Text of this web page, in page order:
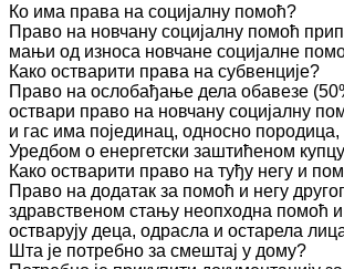
Ко има права на социјалну помоћ?
Право на новчану социјалну помоћ
мањи од износа новчане социјалне
Како остварити права на субвенције?
Право на ослобађање дела обавезе
оствари право на новчану социјалну
и гас има појединац, односно
Уредбом о енергетски заштићеном
Како остварити право на туђу негу и
Право на додатак за помоћ и негу
здравственом стању неопходна помоћ
остварују деца, одрасла и остарела
Шта је потребно за смештај у дому?